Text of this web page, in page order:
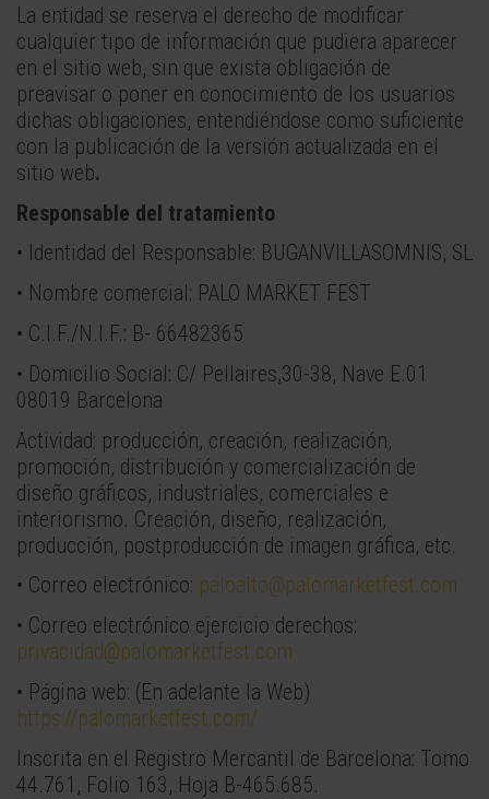
La entidad se reserva el derecho de modificar
cualquier tipo de información que pudiera aparecer
en el sitio web, sin que exista obligación de
preavisar o poner en conocimiento de los usuarios
dichas obligaciones, entendiéndose como suficiente
con la publicación de la versión actualizada en el
sitio web.
Responsable del tratamiento
• Identidad del Responsable: BUGANVILLASOMNIS, SL
• Nombre comercial: PALO MARKET FEST
• C.I.F./N.I.F.: B- 66482365
• Domicilio Social: C/ Pellaires,30-38, Nave E.01
08019 Barcelona
Actividad: producción, creación, realización,
promoción, distribución y comercialización de
diseño gráficos, industriales, comerciales e
interiorismo. Creación, diseño, realización,
producción, postproducción de imagen gráfica, etc.
• Correo electrónico: paloalto@palomarketfest.com
• Correo electrónico ejercicio derechos:
privacidad@palomarketfest.com
• Página web: (En adelante la Web)
https://palomarketfest.com/
Inscrita en el Registro Mercantil de Barcelona: Tomo
44.761, Folio 163, Hoja B-465.685.